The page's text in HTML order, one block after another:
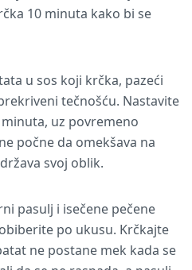
10 minuta kako bi se
u sos koji krčka, pazeći
tečnošću. Nastavite
uz povremeno
počne da omekšava na
svoj oblik.
pasulj i isečene pečene
po ukusu. Krčkajte
ne postane mek kada se